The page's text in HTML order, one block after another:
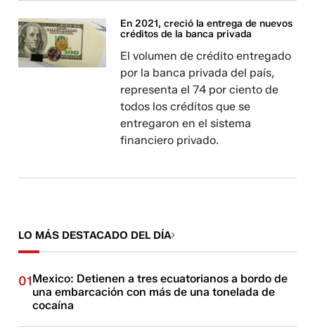
En 2021, creció la entrega de nuevos
créditos de la banca privada
El volumen de crédito entregado
por la banca privada del país,
representa el 74 por ciento de
todos los créditos que se
entregaron en el sistema
financiero privado.
LO MÁS DESTACADO DEL DÍA
01Mexico: Detienen a tres ecuatorianos a bordo de
una embarcación con más de una tonelada de
cocaína